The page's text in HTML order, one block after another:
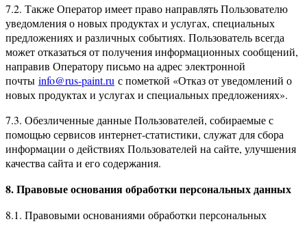
7.2. Также Оператор имеет право направлять Пользователю
уведомления о новых продуктах и услугах, специальных
предложениях и различных событиях. Пользователь всегда
может отказаться от получения информационных сообщений,
направив Оператору письмо на адрес электронной
почты info@rus-paint.ru с пометкой «Отказ от уведомлений о
новых продуктах и услугах и специальных предложениях».
7.3. Обезличенные данные Пользователей, собираемые с
помощью сервисов интернет-статистики, служат для сбора
информации о действиях Пользователей на сайте, улучшения
качества сайта и его содержания.
8. Правовые основания обработки персональных данных
8.1. Правовыми основаниями обработки персональных